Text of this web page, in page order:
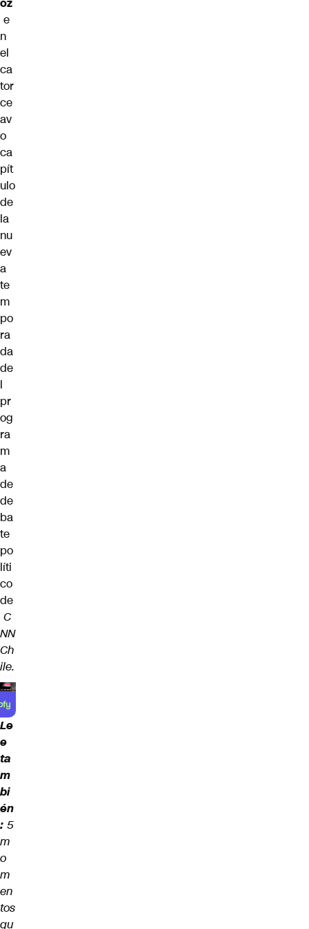
e
n
el
ca
tor
ce
av
o
ca
pít
ulo
de
la
nu
ev
a
te
m
po
ra
da
de
l
pr
og
ra
m
a
de
de
ba
te
po
líti
co
de
C
NN
Ch
ile.
Le
e
ta
m
bi
én
: 5
m
o
m
en
tos
qu